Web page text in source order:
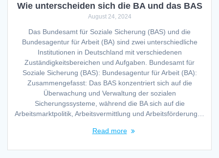
Wie unterscheiden sich die BA und das BAS
August 24, 2024
Das Bundesamt für Soziale Sicherung (BAS) und die
Bundesagentur für Arbeit (BA) sind zwei unterschiedliche
Institutionen in Deutschland mit verschiedenen
Zuständigkeitsbereichen und Aufgaben. Bundesamt für
Soziale Sicherung (BAS): Bundesagentur für Arbeit (BA):
Zusammengefasst: Das BAS konzentriert sich auf die
Überwachung und Verwaltung der sozialen
Sicherungssysteme, während die BA sich auf die
Arbeitsmarktpolitik, Arbeitsvermittlung und Arbeitsförderung…
Read more